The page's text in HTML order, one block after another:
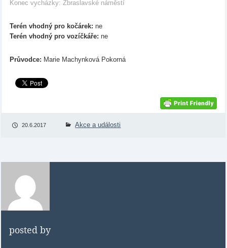
Konec vycházky: Zbraslavské náměstí
Terén vhodný pro kočárek: ne
Terén vhodný pro vozíčkáře: ne
Průvodce: Marie Machynková Pokorná
20.6.2017 Akce a události
posted by